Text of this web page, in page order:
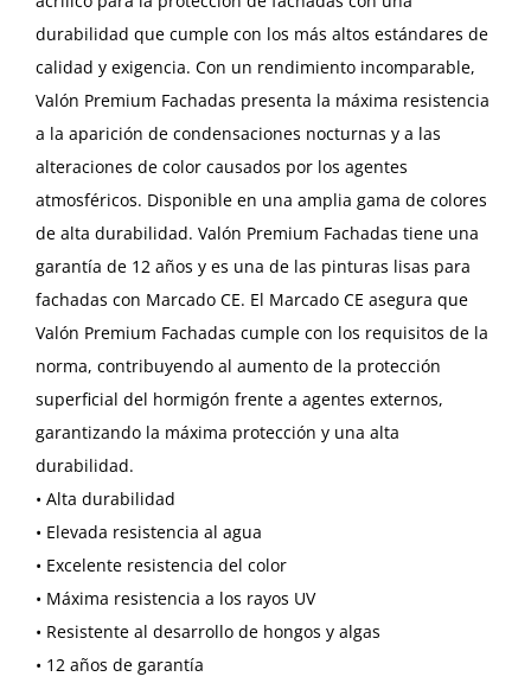
durabilidad que cumple con los más altos estándares de
calidad y exigencia. Con un rendimiento incomparable,
Valón Premium Fachadas presenta la máxima resistencia
a la aparición de condensaciones nocturnas y a las
alteraciones de color causados por los agentes
atmosféricos. Disponible en una amplia gama de colores
de alta durabilidad. Valón Premium Fachadas tiene una
garantía de 12 años y es una de las pinturas lisas para
fachadas con Marcado CE. El Marcado CE asegura que
Valón Premium Fachadas cumple con los requisitos de la
norma, contribuyendo al aumento de la protección
superficial del hormigón frente a agentes externos,
garantizando la máxima protección y una alta
durabilidad.
• Alta durabilidad
• Elevada resistencia al agua
• Excelente resistencia del color
• Máxima resistencia a los rayos UV
• Resistente al desarrollo de hongos y algas
• 12 años de garantía